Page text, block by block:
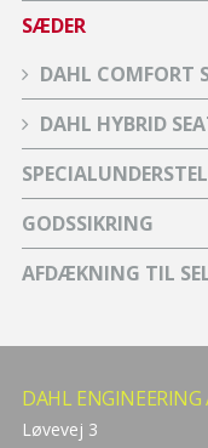
SÆDER
DAHL COMFORT
DAHL HYBRID
GODSSIKRING
AFDÆKNING TIL
DAHL ENGINEERING
Løvevej 3